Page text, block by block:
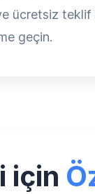
ücretsiz teklif
geçin.
için